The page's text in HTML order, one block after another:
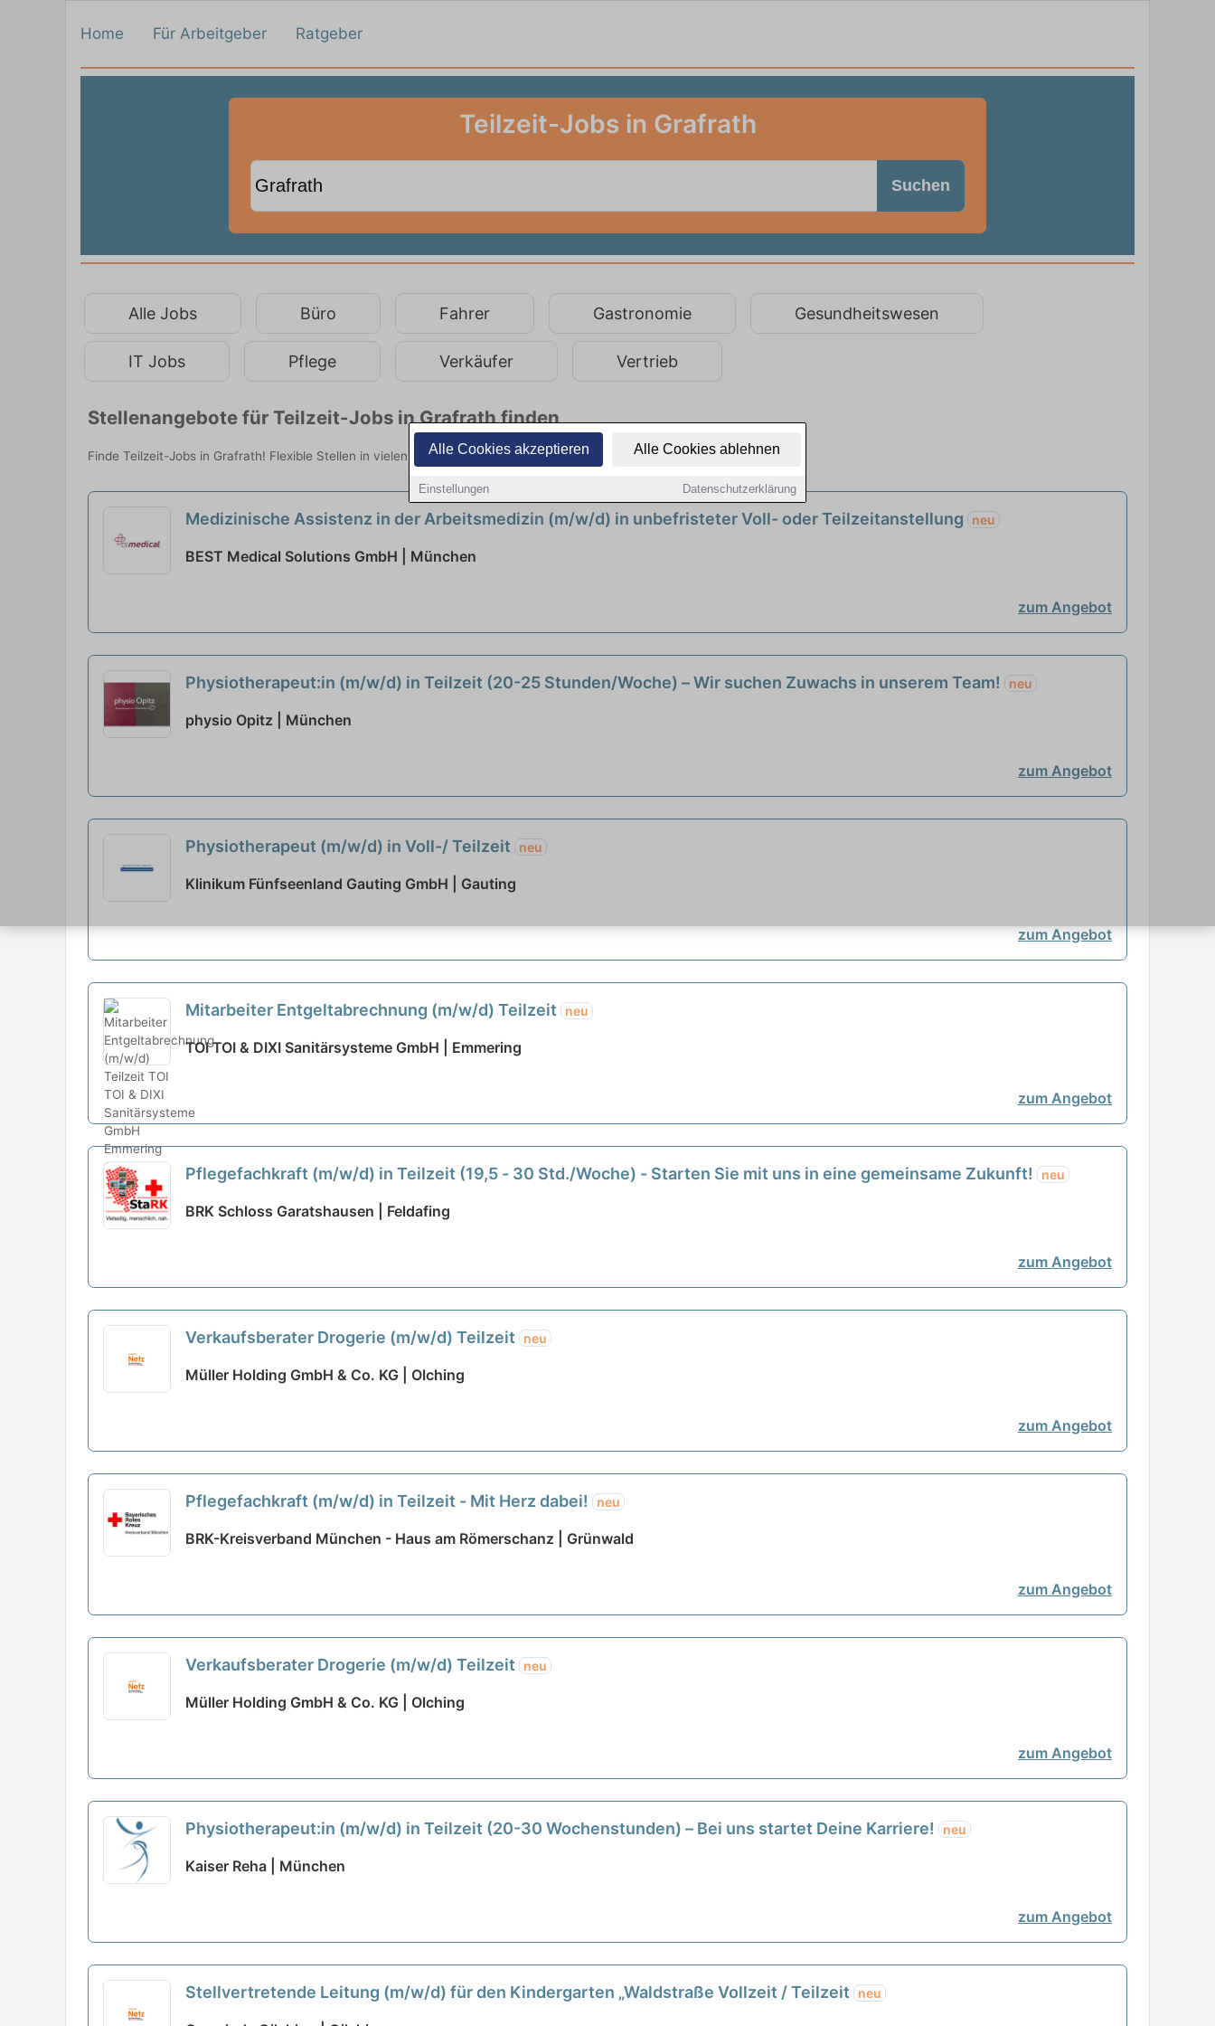
Alle Cookies akzeptieren Alle Cookies ablehnen
Einstellungen Datenschutzerklärung
Home Für Arbeitgeber Ratgeber
Teilzeit-Jobs in Grafrath
Suchen
Alle Jobs Büro Fahrer Gastronomie Gesundheitswesen
IT Jobs Pflege Verkäufer Vertrieb
Stellenangebote für Teilzeit-Jobs in Grafrath finden
Finde Teilzeit-Jobs in Grafrath! Flexible Stellen in vielen Branchen. Jetzt bewerben!
Medizinische Assistenz in der Arbeitsmedizin (m/w/d) in unbefristeter Voll- oder Teilzeitanstellung neu
BEST Medical Solutions GmbH | München
zum Angebot
Physiotherapeut:in (m/w/d) in Teilzeit (20-25 Stunden/Woche) – Wir suchen Zuwachs in unserem Team! neu
physio Opitz | München
zum Angebot
Physiotherapeut (m/w/d) in Voll-/ Teilzeit neu
Klinikum Fünfseenland Gauting GmbH | Gauting
zum Angebot
Mitarbeiter Entgeltabrechnung (m/w/d) Teilzeit neu
TOI TOI & DIXI Sanitärsysteme GmbH | Emmering
zum Angebot
Pflegefachkraft (m/w/d) in Teilzeit (19,5 - 30 Std./Woche) - Starten Sie mit uns in eine gemeinsame Zukunft! neu
BRK Schloss Garatshausen | Feldafing
zum Angebot
Verkaufsberater Drogerie (m/w/d) Teilzeit neu
Müller Holding GmbH & Co. KG | Olching
zum Angebot
Pflegefachkraft (m/w/d) in Teilzeit - Mit Herz dabei! neu
BRK-Kreisverband München - Haus am Römerschanz | Grünwald
zum Angebot
Verkaufsberater Drogerie (m/w/d) Teilzeit neu
Müller Holding GmbH & Co. KG | Olching
zum Angebot
Physiotherapeut:in (m/w/d) in Teilzeit (20-30 Wochenstunden) – Bei uns startet Deine Karriere! neu
Kaiser Reha | München
zum Angebot
Stellvertretende Leitung (m/w/d) für den Kindergarten „Waldstraße Vollzeit / Teilzeit neu